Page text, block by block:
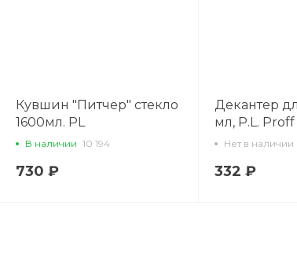
Кувшин "Питчер" стекло
1600мл. PL
В наличии 10 194
730 ₽
Декантер
мл, P.L. Proff
Нет в наличии
332 ₽